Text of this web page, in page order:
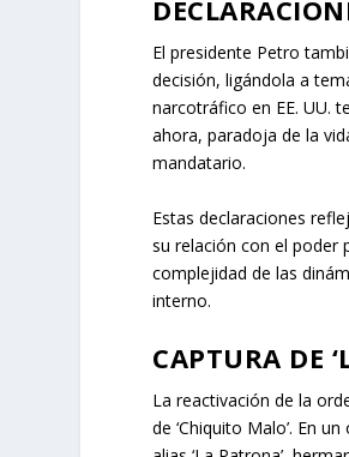
posterior
para el narcotráfico,
cultivos ilícitos y
intimidación y la
La eventual extradición
estructuras no solo
logísticas, así como la
El presidente Petro
decisión, ligándola a
narcotráfico en EE. UU.
ahora, paradoja de la